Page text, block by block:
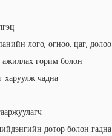
лого, огноо, цаг, долоо
ажиллах горим болон
харуулж чадна
дотор болон гадна